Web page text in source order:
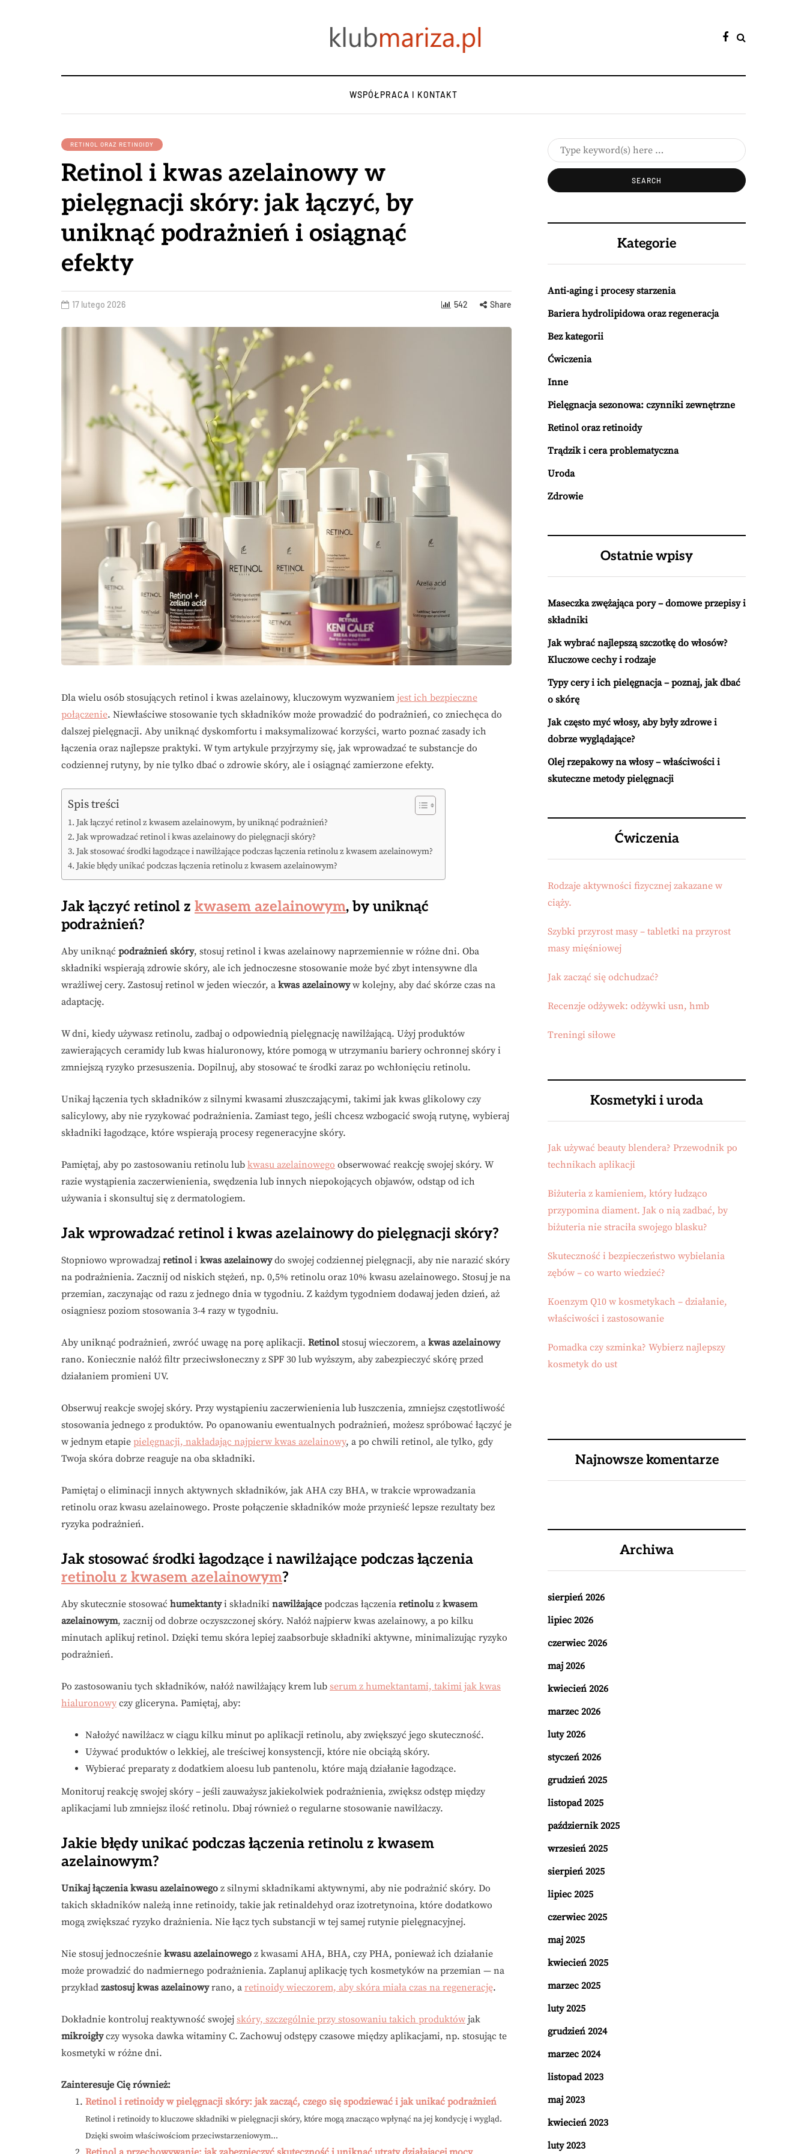
WSPÓŁPRACA I KONTAKT
RETINOL ORAZ RETINOIDY
Retinol i kwas azelainowy w
pielęgnacji skóry: jak łączyć, by
uniknąć podrażnień i osiągnąć
efekty
17 lutego 2026 542 Share
Dla wielu osób stosujących retinol i kwas azelainowy, kluczowym wyzwaniem jest ich bezpieczne
połączenie. Niewłaściwe stosowanie tych składników może prowadzić do podrażnień, co zniechęca do
dalszej pielęgnacji. Aby uniknąć dyskomfortu i maksymalizować korzyści, warto poznać zasady ich
łączenia oraz najlepsze praktyki. W tym artykule przyjrzymy się, jak wprowadzać te substancje do
codziennej rutyny, by nie tylko dbać o zdrowie skóry, ale i osiągnąć zamierzone efekty.
Spis treści
Jak łączyć retinol z kwasem azelainowym, by uniknąć podrażnień?
Jak wprowadzać retinol i kwas azelainowy do pielęgnacji skóry?
Jak stosować środki łagodzące i nawilżające podczas łączenia retinolu z kwasem azelainowym?
Jakie błędy unikać podczas łączenia retinolu z kwasem azelainowym?
Jak łączyć retinol z kwasem azelainowym, by uniknąć
podrażnień?
Aby uniknąć podrażnień skóry, stosuj retinol i kwas azelainowy naprzemiennie w różne dni. Oba
składniki wspierają zdrowie skóry, ale ich jednoczesne stosowanie może być zbyt intensywne dla
wrażliwej cery. Zastosuj retinol w jeden wieczór, a kwas azelainowyw kolejny, aby dać skórze czas na
adaptację.
W dni, kiedy używasz retinolu, zadbaj o odpowiednią pielęgnację nawilżającą. Użyj produktów
zawierających ceramidy lub kwas hialuronowy, które pomogą w utrzymaniu bariery ochronnej skóry i
zmniejszą ryzyko przesuszenia. Dopilnuj, aby stosować te środki zaraz po wchłonięciu retinolu.
Unikaj łączenia tych składników z silnymi kwasami złuszczającymi, takimi jak kwas glikolowy czy
salicylowy, aby nie ryzykować podrażnienia. Zamiast tego, jeśli chcesz wzbogacić swoją rutynę, wybieraj
składniki łagodzące, które wspierają procesy regeneracyjne skóry.
Pamiętaj, aby po zastosowaniu retinolu lub kwasu azelainowego obserwować reakcję swojej skóry. W
razie wystąpienia zaczerwienienia, swędzenia lub innych niepokojących objawów, odstąp od ich
używania i skonsultuj się z dermatologiem.
Jak wprowadzać retinol i kwas azelainowy do pielęgnacji skóry?
Stopniowo wprowadzaj retinol i kwas azelainowydo swojej codziennej pielęgnacji, aby nie narazić skóry
na podrażnienia. Zacznij od niskich stężeń, np. 0,5% retinolu oraz 10% kwasu azelainowego. Stosuj je na
przemian, zaczynając od razu z jednego dnia w tygodniu. Z każdym tygodniem dodawaj jeden dzień, aż
osiągniesz poziom stosowania 3-4 razy w tygodniu.
Aby uniknąć podrażnień, zwróć uwagę na porę aplikacji. Retinol stosuj wieczorem, a kwas azelainowy
rano. Koniecznie nałóż filtr przeciwsłoneczny z SPF 30 lub wyższym, aby zabezpieczyć skórę przed
działaniem promieni UV.
Obserwuj reakcje swojej skóry. Przy wystąpieniu zaczerwienienia lub łuszczenia, zmniejsz częstotliwość
stosowania jednego z produktów. Po opanowaniu ewentualnych podrażnień, możesz spróbować łączyć je
w jednym etapie pielęgnacji, nakładając najpierw kwas azelainowy, a po chwili retinol, ale tylko, gdy
Twoja skóra dobrze reaguje na oba składniki.
Pamiętaj o eliminacji innych aktywnych składników, jak AHA czy BHA, w trakcie wprowadzania
retinolu oraz kwasu azelainowego. Proste połączenie składników może przynieść lepsze rezultaty bez
ryzyka podrażnień.
Jak stosować środki łagodzące i nawilżające podczas łączenia
retinolu z kwasem azelainowym?
Aby skutecznie stosować humektantyi składniki nawilżające podczas łączenia retinoluz kwasem
azelainowym, zacznij od dobrze oczyszczonej skóry. Nałóż najpierw kwas azelainowy, a po kilku
minutach aplikuj retinol. Dzięki temu skóra lepiej zaabsorbuje składniki aktywne, minimalizując ryzyko
podrażnień.
Po zastosowaniu tych składników, nałóż nawilżający krem lub serum z humektantami, takimi jak kwas
hialuronowy czy gliceryna. Pamiętaj, aby:
Nałożyć nawilżacz w ciągu kilku minut po aplikacji retinolu, aby zwiększyć jego skuteczność.
Używać produktów o lekkiej, ale treściwej konsystencji, które nie obciążą skóry.
Wybierać preparaty z dodatkiem aloesu lub pantenolu, które mają działanie łagodzące.
Monitoruj reakcję swojej skóry – jeśli zauważysz jakiekolwiek podrażnienia, zwiększ odstęp między
aplikacjami lub zmniejsz ilość retinolu. Dbaj również o regularne stosowanie nawilżaczy.
Jakie błędy unikać podczas łączenia retinolu z kwasem
azelainowym?
Unikaj łączenia kwasu azelainowego z silnymi składnikami aktywnymi, aby nie podrażnić skóry. Do
takich składników należą inne retinoidy, takie jak retinaldehyd oraz izotretynoina, które dodatkowo
mogą zwiększać ryzyko drażnienia. Nie łącz tych substancji w tej samej rutynie pielęgnacyjnej.
Nie stosuj jednocześnie kwasu azelainowego z kwasami AHA, BHA, czy PHA, ponieważ ich działanie
może prowadzić do nadmiernego podrażnienia. Zaplanuj aplikację tych kosmetyków na przemian — na
przykład zastosuj kwas azelainowyrano, a retinoidy wieczorem, aby skóra miała czas na regenerację.
Dokładnie kontroluj reaktywność swojej skóry, szczególnie przy stosowaniu takich produktów jak
mikroigłyczy wysoka dawka witaminy C. Zachowuj odstępy czasowe między aplikacjami, np. stosując te
kosmetyki w różne dni.
Zainteresuje Cię również:
Retinol i retinoidy w pielęgnacji skóry: jak zacząć, czego się spodziewać i jak unikać podrażnień
Retinol i retinoidy to kluczowe składniki w pielęgnacji skóry, które mogą znacząco wpłynąć na jej kondycję i wygląd.
Dzięki swoim właściwościom przeciwstarzeniowym...
Kategorie
Anti-aging i procesy starzenia
Bariera hydrolipidowa oraz regeneracja
Bez kategorii
Ćwiczenia
Inne
Pielęgnacja sezonowa: czynniki zewnętrzne
Retinol oraz retinoidy
Trądzik i cera problematyczna
Uroda
Zdrowie
Ostatnie wpisy
Maseczka zwężająca pory – domowe przepisy i
składniki
Jak wybrać najlepszą szczotkę do włosów?
Kluczowe cechy i rodzaje
Typy cery i ich pielęgnacja – poznaj, jak dbać
o skórę
Jak często myć włosy, aby były zdrowe i
dobrze wyglądające?
Olej rzepakowy na włosy – właściwości i
skuteczne metody pielęgnacji
Ćwiczenia
Rodzaje aktywności fizycznej zakazane w
ciąży.
Szybki przyrost masy – tabletki na przyrost
masy mięśniowej
Jak zacząć się odchudzać?
Recenzje odżywek: odżywki usn, hmb
Treningi siłowe
Kosmetyki i uroda
Jak używać beauty blendera? Przewodnik po
technikach aplikacji
Biżuteria z kamieniem, który łudząco
przypomina diament. Jak o nią zadbać, by
biżuteria nie straciła swojego blasku?
Skuteczność i bezpieczeństwo wybielania
zębów – co warto wiedzieć?
Koenzym Q10 w kosmetykach – działanie,
właściwości i zastosowanie
Pomadka czy szminka? Wybierz najlepszy
kosmetyk do ust
Najnowsze komentarze
Archiwa
sierpień 2026
lipiec 2026
czerwiec 2026
maj 2026
kwiecień 2026
marzec 2026
luty 2026
styczeń 2026
grudzień 2025
listopad 2025
październik 2025
wrzesień 2025
sierpień 2025
lipiec 2025
czerwiec 2025
maj 2025
kwiecień 2025
marzec 2025
luty 2025
grudzień 2024
marzec 2024
listopad 2023
maj 2023
kwiecień 2023
luty 2023